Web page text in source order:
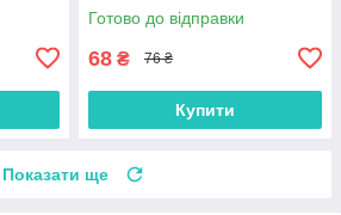
Готово до відправки
68 ₴ 76 ₴
Купити
Показати ще